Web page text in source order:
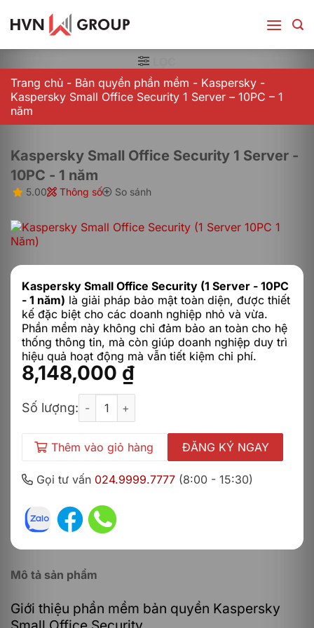
qua
nội
dung
Trang chủ - Bản quyền phần mềm - Kaspersky -
Kaspersky Small Office Security 1 Server – 10PC – 1
năm
Kaspersky Small Office Security 1 Server -
10PC - 1 năm
5.00 Thông số So sánh
Kaspersky Small Office Security (1 Server - 10PC
- 1 năm) là giải pháp bảo mật toàn diện, được thiết
kế đặc biệt cho các doanh nghiệp nhỏ và vừa.
Phần mềm này không chỉ đảm bảo an toàn cho hệ
thống thông tin, mà còn giúp doanh nghiệp duy trì
hiệu quả hoạt động mà vẫn tiết kiệm chi phí.
8,148,000 ₫
Số lượng:
Thêm vào giỏ hàng ĐĂNG KÝ NGAY
Gọi tư vấn 024.9999.7777 (8:00 - 15:30)
Mô tả sản phẩm
Giới thiệu phần mềm bản quyền Kaspersky